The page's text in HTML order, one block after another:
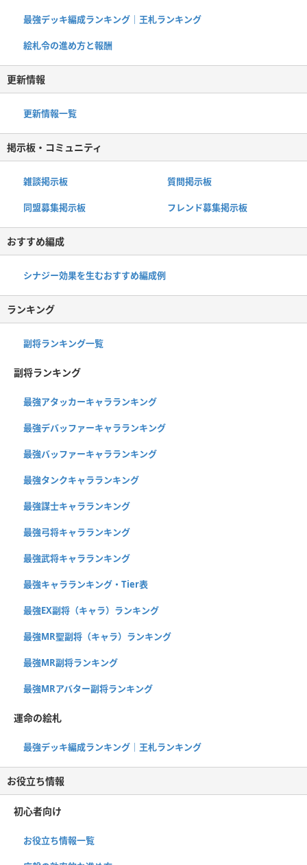
最強デッキ編成ランキング｜王札ランキング
絵札令の進め方と報酬
更新情報
更新情報一覧
掲示板・コミュニティ
雑談掲示板 質問掲示板
同盟募集掲示板 フレンド募集掲示板
おすすめ編成
シナジー効果を生むおすすめ編成例
ランキング
副将ランキング一覧
副将ランキング
最強アタッカーキャラランキング
最強デバッファーキャラランキング
最強バッファーキャラランキング
最強タンクキャラランキング
最強謀士キャラランキング
最強弓将キャラランキング
最強武将キャラランキング
最強キャラランキング・Tier表
最強EX副将（キャラ）ランキング
最強MR聖副将（キャラ）ランキング
最強MR副将ランキング
最強MRアバター副将ランキング
運命の絵札
最強デッキ編成ランキング｜王札ランキング
お役立ち情報
初心者向け
お役立ち情報一覧